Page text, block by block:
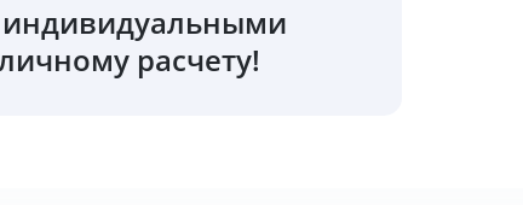
индивидуальными
расчету!